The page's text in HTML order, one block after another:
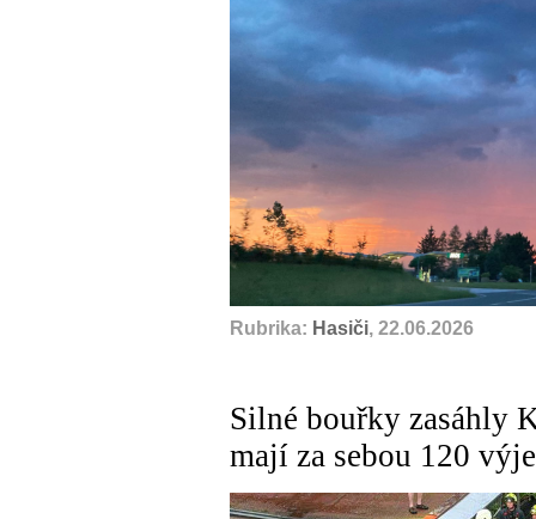
Rubrika: Hasiči, 22.06.2026
Silné bouřky zasáhly
mají za sebou 120